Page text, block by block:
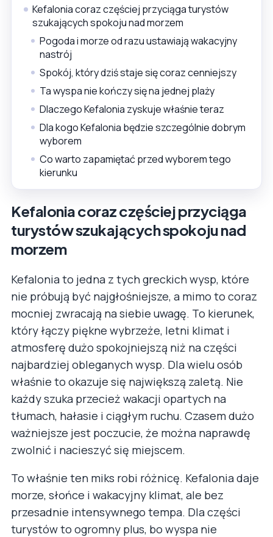
Kefalonia coraz częściej przyciąga turystów
szukających spokoju nad morzem
Pogoda i morze od razu ustawiają wakacyjny
nastrój
Spokój, który dziś staje się coraz cenniejszy
Ta wyspa nie kończy się na jednej plaży
Dlaczego Kefalonia zyskuje właśnie teraz
Dla kogo Kefalonia będzie szczególnie dobrym
wyborem
Co warto zapamiętać przed wyborem tego
kierunku
Kefalonia coraz częściej przyciąga
turystów szukających spokoju nad
morzem
Kefalonia to jedna z tych greckich wysp, które
nie próbują być najgłośniejsze, a mimo to coraz
mocniej zwracają na siebie uwagę. To kierunek,
który łączy piękne wybrzeże, letni klimat i
atmosferę dużo spokojniejszą niż na części
najbardziej obleganych wysp. Dla wielu osób
właśnie to okazuje się największą zaletą. Nie
każdy szuka przecież wakacji opartych na
tłumach, hałasie i ciągłym ruchu. Czasem dużo
ważniejsze jest poczucie, że można naprawdę
zwolnić i nacieszyć się miejscem.
To właśnie ten miks robi różnicę. Kefalonia daje
morze, słońce i wakacyjny klimat, ale bez
przesadnie intensywnego tempa. Dla części
turystów to ogromny plus, bo wyspa nie